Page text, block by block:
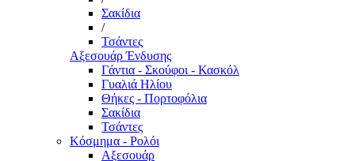
Σακίδια
/
Τσάντες
Αξεσουάρ Ένδυσης
Γάντια - Σκούφοι - Κασκόλ
Γυαλιά Ηλίου
Θήκες - Πορτοφόλια
Σακίδια
Τσάντες
Κόσμημα - Ρολόι
Αξεσουάρ